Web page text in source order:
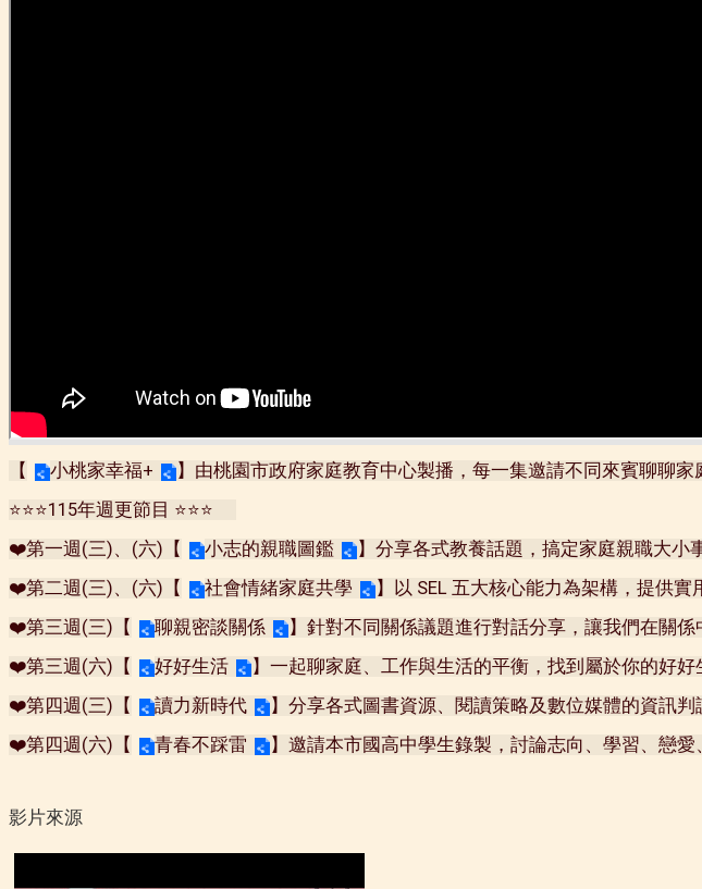
【 小桃家幸福+
】由桃園市政府家庭教育中心製播，每一集邀請不同來賓聊聊
⭐⭐⭐115年週更節目 ⭐⭐⭐
❤️第一週(三)、(六)【
小志的親職圖鑑
】分享各式教養話題，搞定家庭親職大小
❤️第二週(三)、(六)【
社會情緒家庭共學
】以 SEL 五大核心能力為架構，提供
❤️第三週(三)【
聊親密談關係
】針對不同關係議題進行對話分享，讓我們在關係
❤️第三週(六)【
好好生活
】一起聊家庭、工作與生活的平衡，找到屬於你的好
❤️第四週(三)【
讀力新時代
】分享各式圖書資源、閱讀策略及數位媒體的資訊
❤️第四週(六)【
青春不踩雷 】邀請本市國高中學生錄製，討論志向、學習、戀
影片來源